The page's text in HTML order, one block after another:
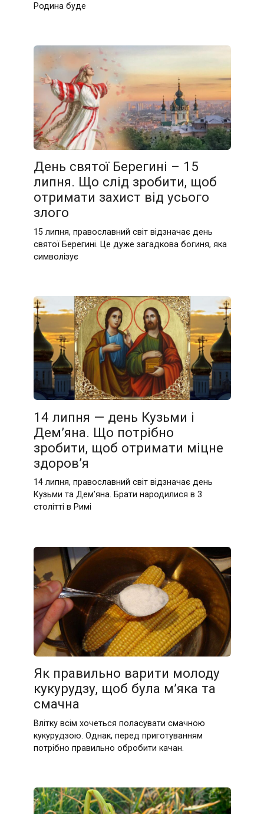
Родина буде
День святої Берегині – 15
липня. Що слід зробити, щоб
отримати захист від усього
злого
15 липня, православний світ відзначає день
святої Берегині. Це дуже загадкова богиня, яка
символізує
14 липня — день Кузьми і
Дем’яна. Що потрібно
зробити, щоб отримати міцне
здоров’я
14 липня, православний світ відзначає день
Кузьми та Дем’яна. Брати народилися в 3
столітті в Римі
Як правильно варити молоду
кукурудзу, щоб була м’яка та
смачна
Влітку всім хочеться поласувати смачною
кукурудзою. Однак, перед приготуванням
потрібно правильно обробити качан.